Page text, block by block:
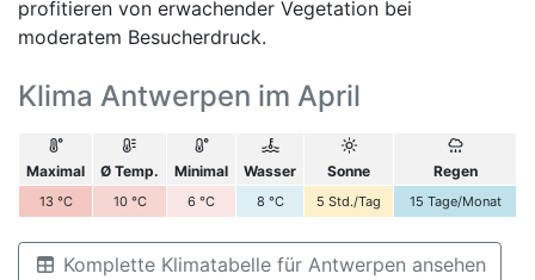
profitieren von erwachender Vegetation bei
moderatem Besucherdruck.
Klima Antwerpen im April
Maximal Ø Temp. Minimal Wasser Sonne Regen
13 °C 10 °C 6 °C 8 °C 5 Std./Tag 15 Tage/Monat
Komplette Klimatabelle für Antwerpen ansehen